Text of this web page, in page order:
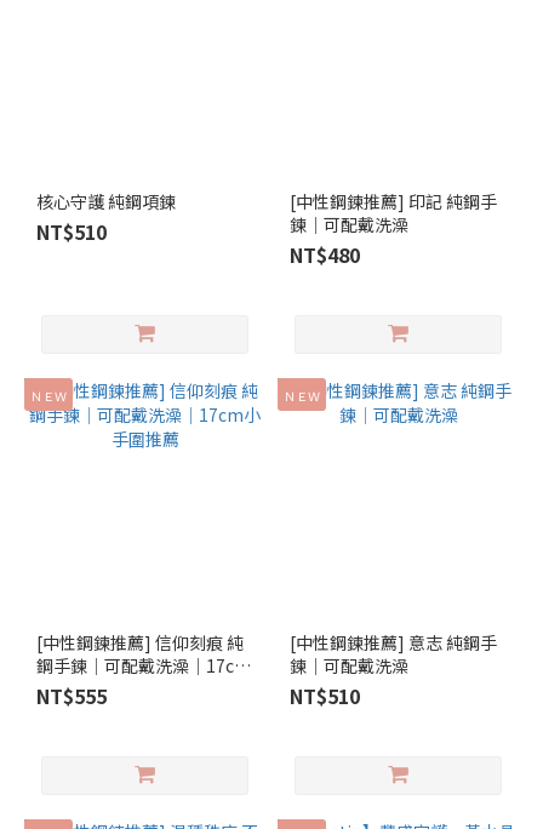
核心守護 純鋼項鍊
NT$510
[中性鋼鍊推薦] 印記 純鋼手
鍊│可配戴洗澡
NT$480
ＮＥＷ
[中性鋼鍊推薦] 信仰刻痕 純
鋼手鍊│可配戴洗澡│17cm
小手圍推薦
NT$555
ＮＥＷ
[中性鋼鍊推薦] 意志 純鋼手
鍊│可配戴洗澡
NT$510